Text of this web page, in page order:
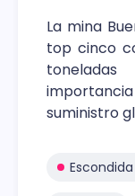
La mina
top cinco
suministro
Escondida